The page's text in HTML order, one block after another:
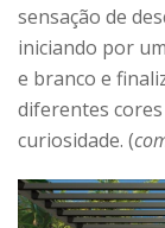
sensação de
iniciando por
e branco e
diferentes
curiosidade. (